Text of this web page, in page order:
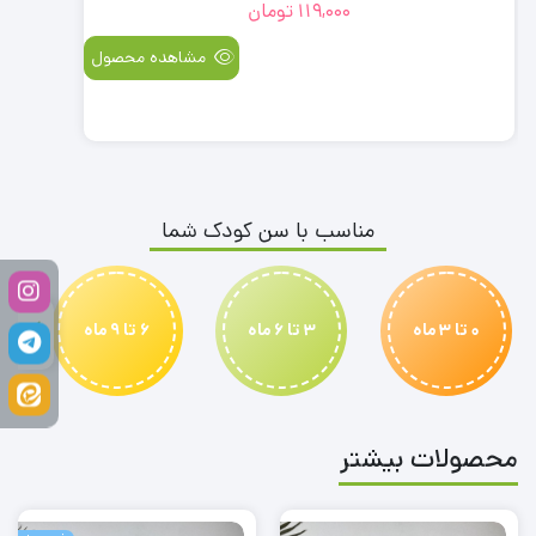
119,000 تومان
مشاهده محصول
مناسب با سن کودک شما
0 تا 3 ماه 3 تا 6 ماه 6 تا 9 ماه
محصولات بیشتر